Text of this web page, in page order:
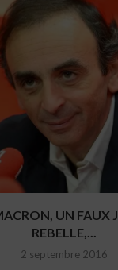
UN FAUX
REBELLE,...
2 septembre 2016